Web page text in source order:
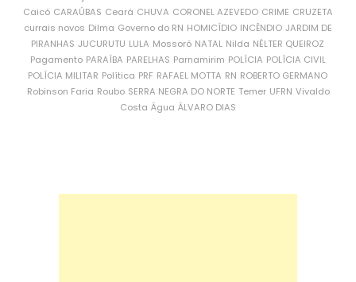
Caicó CARAÚBAS Ceará CHUVA CORONEL AZEVEDO CRIME CRUZETA
currais novos Dilma Governo do RN HOMICÍDIO INCÊNDIO JARDIM DE
PIRANHAS JUCURUTU LULA Mossoró NATAL Nilda NÉLTER QUEIROZ
Pagamento PARAÍBA PARELHAS Parnamirim POLÍCIA POLÍCIA CIVIL
POLÍCIA MILITAR Política PRF RAFAEL MOTTA RN ROBERTO GERMANO
Robinson Faria Roubo SERRA NEGRA DO NORTE Temer UFRN Vivaldo
Costa Água ÁLVARO DIAS